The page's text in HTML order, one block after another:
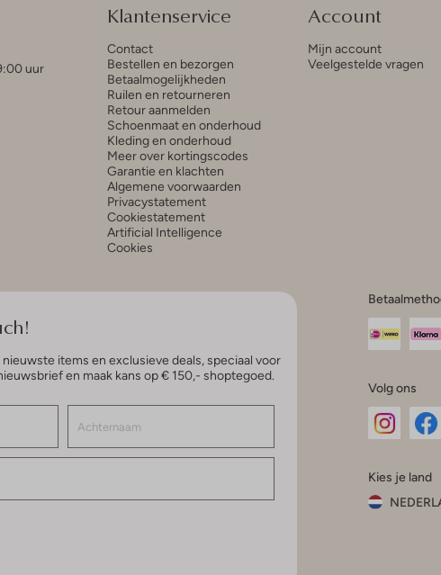
uur
Klantenservice
Contact
Bestellen en bezorgen
Betaalmogelijkheden
Ruilen en retourneren
Retour aanmelden
Schoenmaat en onderhoud
Kleding en onderhoud
Meer over kortingscodes
Garantie en klachten
Algemene voorwaarden
Privacystatement
Cookiestatement
Artificial Intelligence
Cookies
Account
Mijn account
Veelgestelde vragen
items en exclusieve deals, speciaal voor
en maak kans op € 150,- shoptegoed.
Volg ons
Kies je land